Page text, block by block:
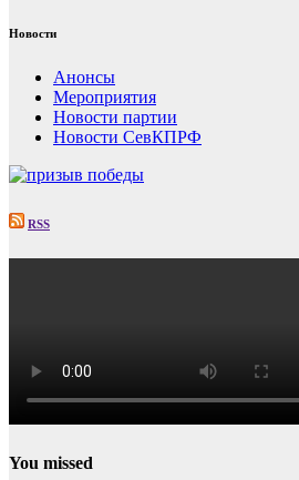
Новости
Анонсы
Мероприятия
Новости партии
Новости СевКПРФ
RSS
You missed